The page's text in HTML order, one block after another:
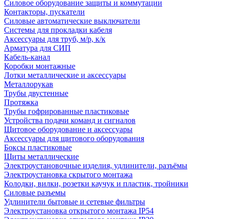
Силовое оборудование защиты и коммутации
Контакторы, пускатели
Силовые автоматические выключатели
Системы для прокладки кабеля
Аксессуары для труб, м/р, к/к
Арматура для СИП
Кабель-канал
Коробки монтажные
Лотки металлические и аксессуары
Металлорукав
Трубы двустенные
Протяжка
Трубы гофрированные пластиковые
Устройства подачи команд и сигналов
Щитовое оборудование и аксессуары
Аксессуары для щитового оборудования
Боксы пластиковые
Щиты металлические
Электроустановочные изделия, удлинители, разъёмы
Электроустановка скрытого монтажа
Колодки, вилки, розетки каучук и пластик, тройники
Силовые разъемы
Удлинители бытовые и сетевые фильтры
Электроустановка открытого монтажа IP54